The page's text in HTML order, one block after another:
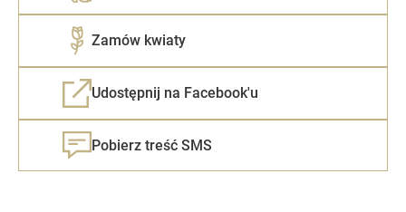
Zamów kwiaty
Udostępnij na Facebook'u
Pobierz treść SMS